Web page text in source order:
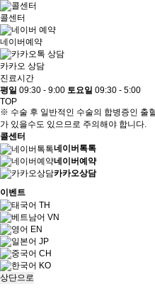
콜센터
네이버예약
카카오 상담
진료시간
평일 09:30 - 9:00 토요일 09:30 - 5:00
TOP
※ 수술 후 일반적인 수술의 합병증인 출
가 있을수도 있으므로 주의해야 합니다.
콜센터
네이버톡톡
네이버예약
카카오상담
이벤트
TH
VN
EN
JP
CH
KO
상단으로